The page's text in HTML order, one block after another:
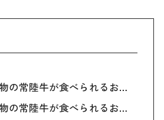
◆茨城名物の常陸牛が食べられるお店『レストラン イイジマ』
◆茨城名物の常陸牛が食べられるお店『焼肉 笠間苑』